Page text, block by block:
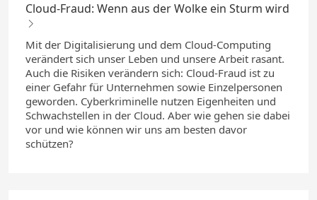
Cloud-Fraud: Wenn aus der Wolke ein Sturm wird
Mit der Digitalisierung und dem Cloud-Computing
verändert sich unser Leben und unsere Arbeit rasant.
Auch die Risiken verändern sich: Cloud-Fraud ist zu
einer Gefahr für Unternehmen sowie Einzelpersonen
geworden. Cyberkriminelle nutzen Eigenheiten und
Schwachstellen in der Cloud. Aber wie gehen sie dabei
vor und wie können wir uns am besten davor
schützen?